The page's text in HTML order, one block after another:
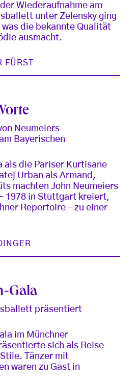
Wiederaufnahme am
unter Zelensky ging
die bekannte Qualität
ausmacht.
FÜRST
Neumeiers
Bayerischen
als die Pariser Kurtisane
Urban als Armand,
machten John Neumeiers
1978 in Stuttgart kreiert,
Repertoire – zu einer
Gala
präsentiert
im Münchner
sich als Reise
Tänzer mit
waren zu Gast in